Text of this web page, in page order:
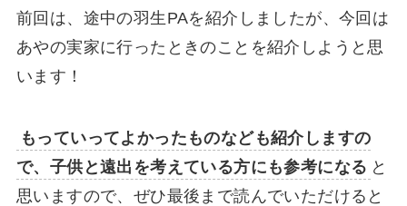
前回は、途中の羽生PAを紹介しましたが、今回は
あやの実家に行ったときのことを紹介しようと思
います！
もっていってよかったものなども紹介しますの
で、子供と遠出を考えている方にも参考になる と
思いますので、ぜひ最後まで読んでいただけると